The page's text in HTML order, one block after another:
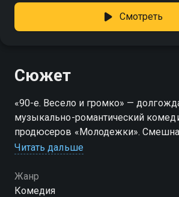
Смотреть
Сюжет
«90-е. Весело и громко» —
музыкально-романтический
продюсеров «Молодежки».
лихих временах после распада
любви. Хотите вспомнить, как это
послушать некогда популярную
Читать дальше
Жанр
Комедия